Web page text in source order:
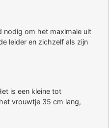
nodig om het maximale uit
leider en zichzelf als zijn
is een kleine tot
vrouwtje 35 cm lang,